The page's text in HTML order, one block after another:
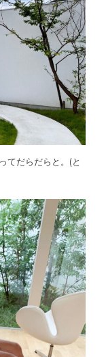
てだらだらと。(と